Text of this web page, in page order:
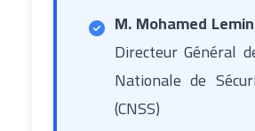
M. Mohamed
Directeur Général
Nationale de
(CNSS)